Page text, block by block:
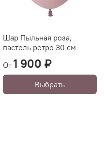
Шар Пыльная роза,
пастель ретро 30 см
От 1 900 ₽
Выбрать